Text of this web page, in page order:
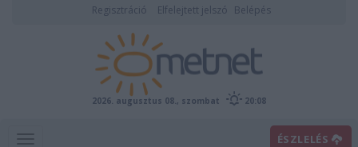
Regisztráció Elfelejtett jelszó Belépés
2026. augusztus 08., szombat 20:08
ÉSZLELÉS